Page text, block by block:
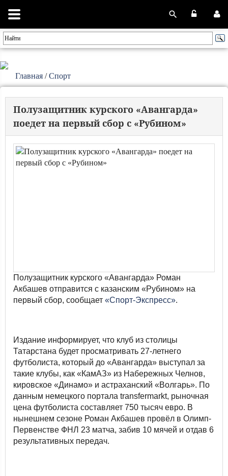
Главная /Спорт
Полузащитник курского «Авангарда»
поедет на первый сбор с «Рубином»
Полузащитник курского «Авангарда» Роман
Акбашев отправится с казанским «Рубином» на
первый сбор, сообщает «Спорт-Экспресс».
Издание информирует, что клуб из столицы
Татарстана будет просматривать 27-летнего
футболиста, который до «Авангарда» выступал за
такие клубы, как «КамАЗ» из Набережных Челнов,
кировское «Динамо» и астраханский «Волгарь». По
данным немецкого портала transfermarkt, рыночная
цена футболиста составляет 750 тысяч евро. В
нынешнем сезоне Роман Акбашев провёл в Олимп-
Первенстве ФНЛ 23 матча, забив 10 мячей и отдав 6
результативных передач.